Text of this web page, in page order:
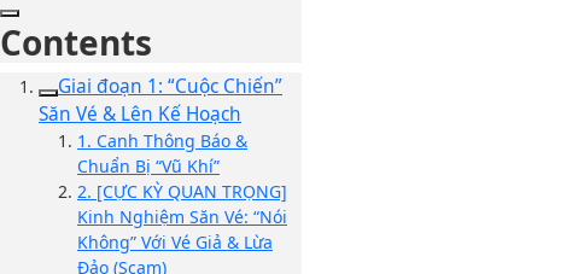
Contents
Giai đoạn 1: “Cuộc Chiến”
Săn Vé & Lên Kế Hoạch
1. Canh Thông Báo &
Chuẩn Bị “Vũ Khí”
2. [CỰC KỲ QUAN TRỌNG]
Kinh Nghiệm Săn Vé: “Nói
Không” Với Vé Giả & Lừa
Đảo (Scam)